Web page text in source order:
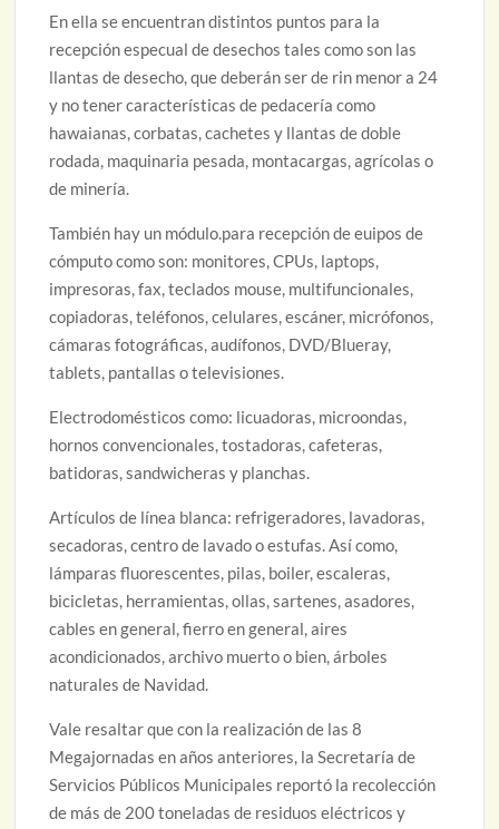
En ella se encuentran distintos puntos para la
recepción especual de desechos tales como son las
llantas de desecho, que deberán ser de rin menor a 24
y no tener características de pedacería como
hawaianas, corbatas, cachetes y llantas de doble
rodada, maquinaria pesada, montacargas, agrícolas o
de minería.
También hay un módulo.para recepción de euipos de
cómputo como son: monitores, CPUs, laptops,
impresoras, fax, teclados mouse, multifuncionales,
copiadoras, teléfonos, celulares, escáner, micrófonos,
cámaras fotográficas, audífonos, DVD/Blueray,
tablets, pantallas o televisiones.
Electrodomésticos como: licuadoras, microondas,
hornos convencionales, tostadoras, cafeteras,
batidoras, sandwicheras y planchas.
Artículos de línea blanca: refrigeradores, lavadoras,
secadoras, centro de lavado o estufas. Así como,
lámparas fluorescentes, pilas, boiler, escaleras,
bicicletas, herramientas, ollas, sartenes, asadores,
cables en general, fierro en general, aires
acondicionados, archivo muerto o bien, árboles
naturales de Navidad.
Vale resaltar que con la realización de las 8
Megajornadas en años anteriores, la Secretaría de
Servicios Públicos Municipales reportó la recolección
de más de 200 toneladas de residuos eléctricos y